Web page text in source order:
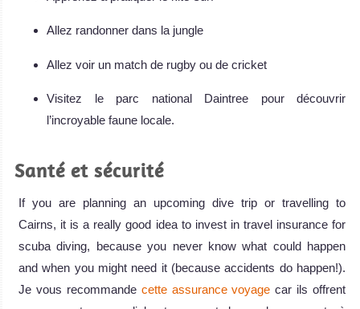
Allez randonner dans la jungle
Allez voir un match de rugby ou de cricket
Visitez le parc national Daintree pour découvrir
l’incroyable faune locale.
Santé et sécurité
If you are planning an upcoming dive trip or travelling to
Cairns, it is a really good idea to invest in travel insurance for
scuba diving, because you never know what could happen
and when you might need it (because accidents do happen!).
Je vous recommande cette assurance voyage car ils offrent